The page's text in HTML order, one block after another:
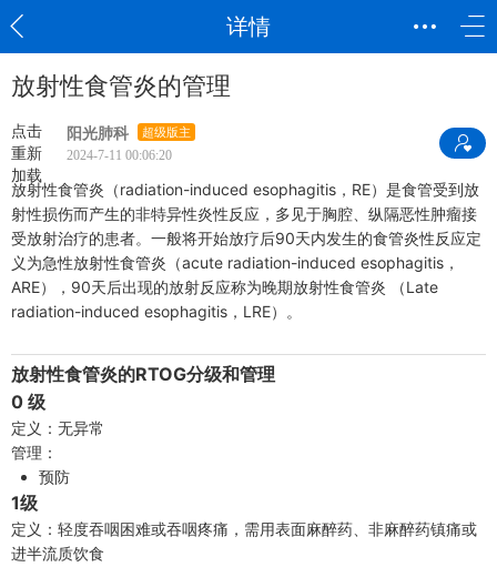
详情
放射性食管炎的管理
点击
重新
加载
阳光肺科 超级版主
2024-7-11 00:06:20
放射性食管炎（radiation-induced esophagitis，RE）是食管受到放
射性损伤而产生的非特异性炎性反应，多见于胸腔、纵隔恶性肿瘤接
受放射治疗的患者。一般将开始放疗后90天内发生的食管炎性反应定
义为急性放射性食管炎（acute radiation-induced esophagitis，
ARE），90天后出现的放射反应称为晚期放射性食管炎 （Late
radiation-induced esophagitis，LRE）。
放射性食管炎的RTOG分级和管理
0 级
定义：无异常
管理：
预防
1级
定义：轻度吞咽困难或吞咽疼痛，需用表面麻醉药、非麻醉药镇痛或
进半流质饮食